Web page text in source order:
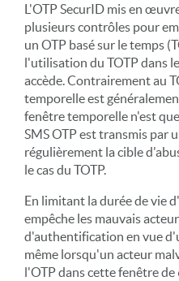
L'OTP SecurID mis en
plusieurs contrôles pour
un OTP basé sur le temps
l'utilisation du TOTP dans
accède. Contrairement au
temporelle est
fenêtre temporelle n'est
SMS OTP est transmis par
régulièrement la cible
le cas du TOTP.
En limitant la durée de vie
empêche les mauvais
d'authentification en vue
même lorsqu'un acteur
l'OTP dans cette fenêtre